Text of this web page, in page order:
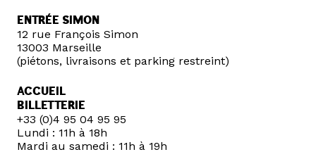
ENTRÉE SIMON
12 rue François Simon
13003 Marseille
(piétons, livraisons et parking restreint)
ACCUEIL
BILLETTERIE
+33 (0)4 95 04 95 95
Lundi : 11h à 18h
Mardi au samedi : 11h à 19h